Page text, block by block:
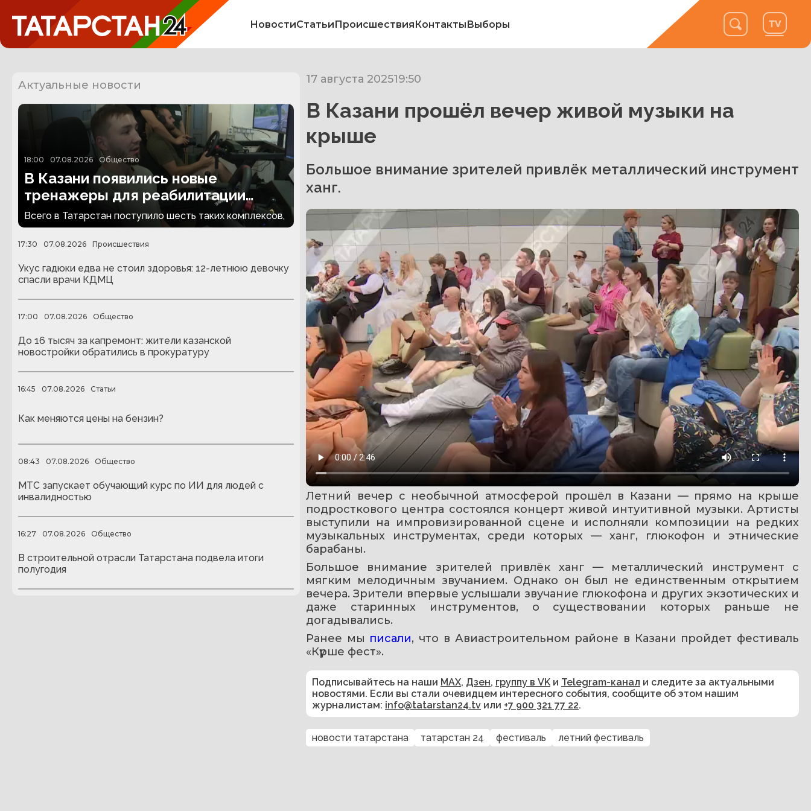
НовостиСтатьиПроисшествияКонтактыВыборы
Актуальные новости
18:00 07.08.2026 Общество
В Казани появились новые
тренажеры для реабилитации
людей с ампутациями
Всего в Татарстан поступило шесть таких комплексов,
17:30 07.08.2026 Происшествия
Укус гадюки едва не стоил здоровья: 12-летнюю девочку
спасли врачи КДМЦ
17:00 07.08.2026 Общество
До 16 тысяч за капремонт: жители казанской
новостройки обратились в прокуратуру
16:45 07.08.2026 Статьи
Как меняются цены на бензин?
08:43 07.08.2026 Общество
МТС запускает обучающий курс по ИИ для людей с
инвалидностью
16:27 07.08.2026 Общество
В строительной отрасли Татарстана подвела итоги
полугодия
17 августа 202519:50
В Казани прошёл вечер живой музыки на
крыше
Большое внимание зрителей привлёк металлический инструмент
ханг.
Летний вечер с необычной атмосферой прошёл в Казани — прямо на крыше
подросткового центра состоялся концерт живой интуитивной музыки. Артисты
выступили на импровизированной сцене и исполняли композиции на редких
музыкальных инструментах, среди которых — ханг, глюкофон и этнические
барабаны.
Большое внимание зрителей привлёк ханг — металлический инструмент с
мягким мелодичным звучанием. Однако он был не единственным открытием
вечера. Зрители впервые услышали звучание глюкофона и других экзотических и
даже старинных инструментов, о существовании которых раньше не
догадывались.
Ранее мы писали, что в Авиастроительном районе в Казани пройдет фестиваль
«Күрше фест».
Подписывайтесь на наши MAX, Дзен, группу в VK и Telegram-канал и следите за актуальными
новостями. Если вы стали очевидцем интересного события, сообщите об этом нашим
журналистам: info@tatarstan24.tv или +7 900 321 77 22.
новости татарстана татарстан 24 фестиваль летний фестиваль